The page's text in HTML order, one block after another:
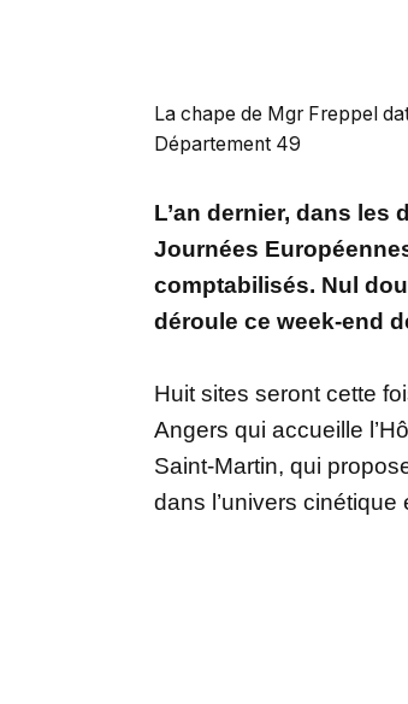
La chape de Mgr Freppel
Département 49
L’an dernier, dans les
Journées
comptabilisés. Nul
déroule ce week-end
Huit sites seront cette
Angers qui accueille
Saint-Martin, qui
dans l’univers